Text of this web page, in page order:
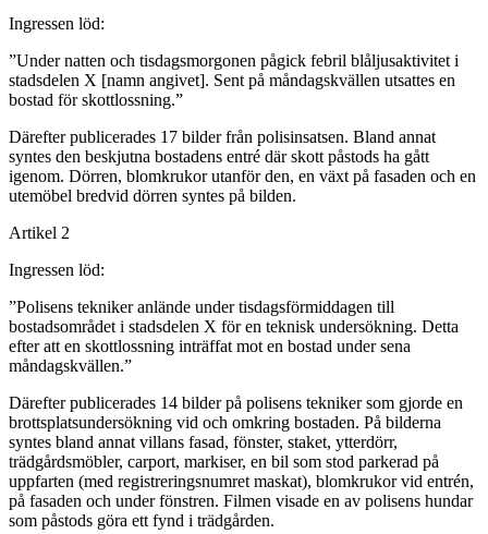
Ingressen löd:
”Under natten och tisdagsmorgonen pågick febril blåljusaktivitet i
stadsdelen X [namn angivet]. Sent på måndagskvällen utsattes en
bostad för skottlossning.”
Därefter publicerades 17 bilder från polisinsatsen. Bland annat
syntes den beskjutna bostadens entré där skott påstods ha gått
igenom. Dörren, blomkrukor utanför den, en växt på fasaden och en
utemöbel bredvid dörren syntes på bilden.
Artikel 2
Ingressen löd:
”Polisens tekniker anlände under tisdagsförmiddagen till
bostadsområdet i stadsdelen X för en teknisk undersökning. Detta
efter att en skottlossning inträffat mot en bostad under sena
måndagskvällen.”
Därefter publicerades 14 bilder på polisens tekniker som gjorde en
brottsplatsundersökning vid och omkring bostaden. På bilderna
syntes bland annat villans fasad, fönster, staket, ytterdörr,
trädgårdsmöbler, carport, markiser, en bil som stod parkerad på
uppfarten (med registreringsnumret maskat), blomkrukor vid entrén,
på fasaden och under fönstren. Filmen visade en av polisens hundar
som påstods göra ett fynd i trädgården.